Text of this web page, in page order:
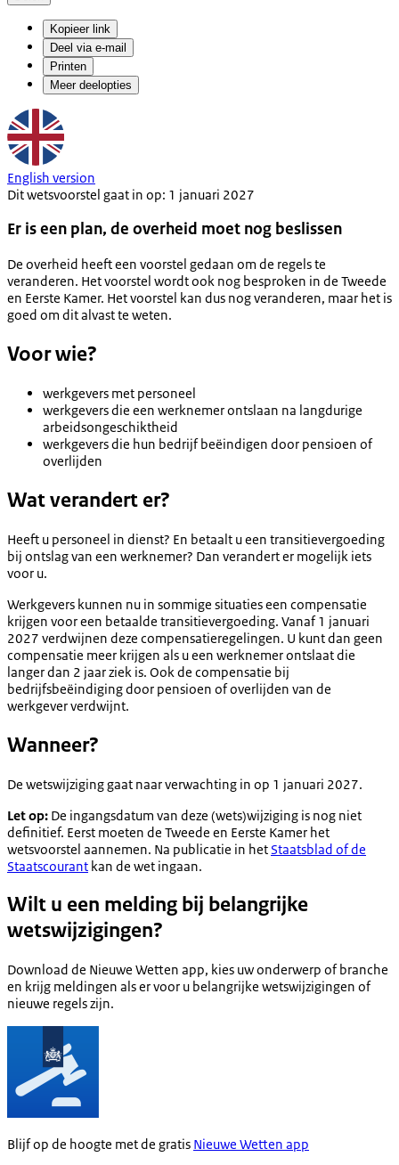
Kopieer link
Deel via e-mail
Printen
Meer deelopties
English version
Dit wetsvoorstel gaat in op: 1 januari 2027
Er is een plan, de overheid moet nog beslissen
De overheid heeft een voorstel gedaan om de regels te
veranderen. Het voorstel wordt ook nog besproken in de Tweede
en Eerste Kamer. Het voorstel kan dus nog veranderen, maar het is
goed om dit alvast te weten.
Voor wie?
werkgevers met personeel
werkgevers die een werknemer ontslaan na langdurige
arbeidsongeschiktheid
werkgevers die hun bedrijf beëindigen door pensioen of
overlijden
Wat verandert er?
Heeft u personeel in dienst? En betaalt u een transitievergoeding
bij ontslag van een werknemer? Dan verandert er mogelijk iets
voor u.
Werkgevers kunnen nu in sommige situaties een compensatie
krijgen voor een betaalde transitievergoeding. Vanaf 1 januari
2027 verdwijnen deze compensatieregelingen. U kunt dan geen
compensatie meer krijgen als u een werknemer ontslaat die
langer dan 2 jaar ziek is. Ook de compensatie bij
bedrijfsbeëindiging door pensioen of overlijden van de
werkgever verdwijnt.
Wanneer?
De wetswijziging gaat naar verwachting in op 1 januari 2027.
Let op: De ingangsdatum van deze (wets)wijziging is nog niet
definitief. Eerst moeten de Tweede en Eerste Kamer het
wetsvoorstel aannemen. Na publicatie in het Staatsblad of de
Staatscourant kan de wet ingaan.
Wilt u een melding bij belangrijke
wetswijzigingen?
Download de Nieuwe Wetten app, kies uw onderwerp of branche
en krijg meldingen als er voor u belangrijke wetswijzigingen of
nieuwe regels zijn.
Blijf op de hoogte met de gratis Nieuwe Wetten app